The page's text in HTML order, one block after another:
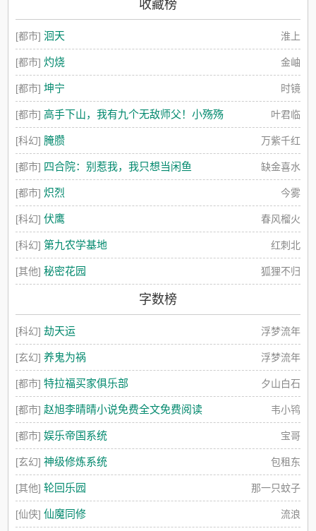
收藏榜
[都市]洄天 淮上
[都市]灼烧 金岫
[都市]坤宁 时镜
[都市]高手下山，我有九个无敌师父！小殇殇 叶君临
[科幻] 腌臜 万紫千红
[都市] 四合院：别惹我，我只想当闲鱼 缺金喜水
[都市]炽烈 今雾
[科幻]伏鹰 春风榴火
[科幻] 第九农学基地 红刺北
[其他]秘密花园 狐狸不归
字数榜
[科幻]劫天运 浮梦流年
[玄幻]养鬼为祸 浮梦流年
[都市]特拉福买家俱乐部 夕山白石
[都市]赵旭李晴晴小说免费全文免费阅读 韦小鸨
[都市]娱乐帝国系统 宝哥
[玄幻]神级修炼系统 包租东
[其他]轮回乐园 那一只蚊子
[仙侠]仙魔同修 流浪